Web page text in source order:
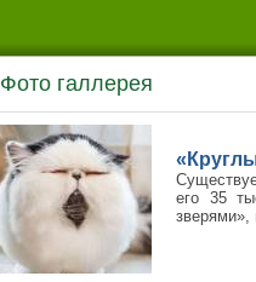
Фото галлерея
его 35